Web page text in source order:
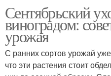
Сентябрьский
виноградом:
урожая
С ранних сортов урожай
что эти растения стоит